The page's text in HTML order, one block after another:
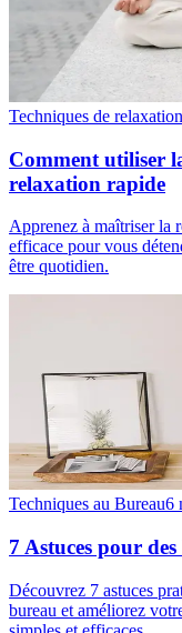
Techniques de relaxation
Comment utiliser
relaxation rapide
Apprenez à maîtriser la
efficace pour vous
être quotidien.
Techniques au Bureau6
7 Astuces pour
Découvrez 7 astuces
bureau et améliorez